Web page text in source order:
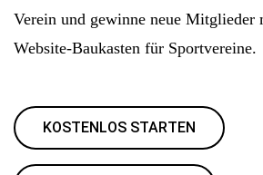
Verein und gewinne neue Mitglieder
Website-Baukasten für Sportvereine.
KOSTENLOS STARTEN